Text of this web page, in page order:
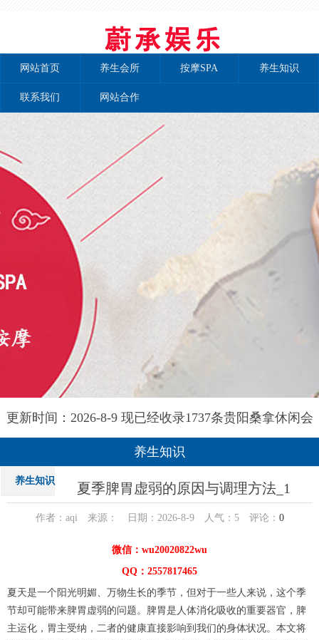
网站首页 养生会所 按摩SPA 养生知识
联系我们 网站合作
更新时间：2026-8-9 现已经收录1737条贵阳桑拿休闲会
所-贵阳和兰养生网信息
养生知识
养生知识 夏季脾胃虚弱的原因与调理方法_1
作者：aqi 来源： 日期：2026-8-9 人气： 5评论： 0
微信：wu20020822wu
QQ：2557817465
夏天是一个阳光明媚、万物生长的季节，但对于一些人来说，这个季
节却可能带来脾胃虚弱的问题。脾胃是人体消化吸收的重要器官，脾
主运化，胃主受纳，二者的健康直接影响到我们的身体状况。本文将